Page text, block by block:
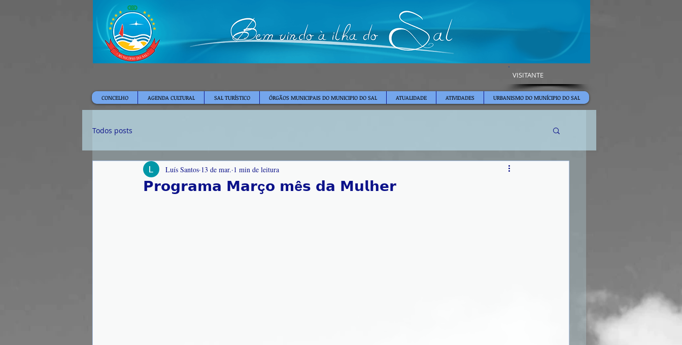
VISITANTE
CONCELHO AGENDA CULTURAL SAL TURÍSTICO ÓRGÃOS MUNICIPAIS DO MUNICIPIO DO SAL ATUALIDADE ATIVIDADES URBANISMO DO MUNÍCIPIO DO SAL
Todos posts
𝗣𝗿𝗼𝗴𝗿𝗮𝗺𝗮 𝗠𝗮𝗿ç𝗼 𝗺ê𝘀 𝗱𝗮 𝗠𝘂𝗹𝗵𝗲𝗿
Luís Santos 13 de mar. 1 min de leitura